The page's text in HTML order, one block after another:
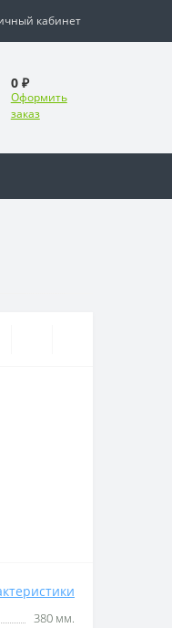
кабинет
0 ₽
Оформить
заказ
380 мм.